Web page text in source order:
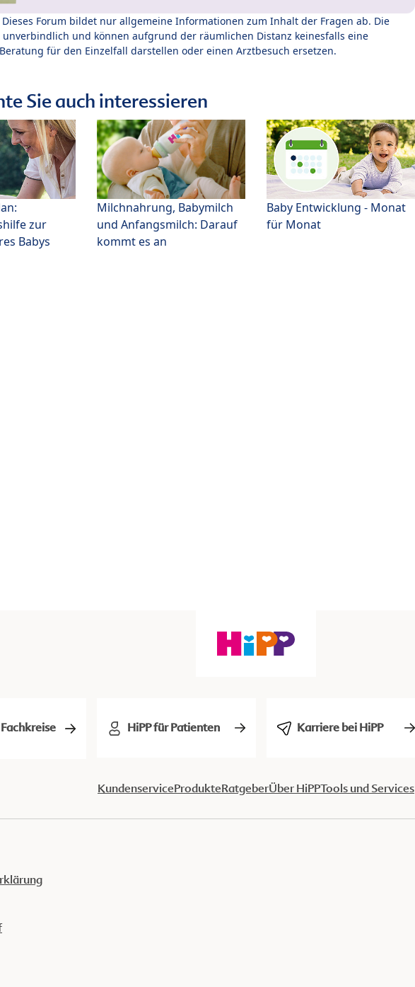
Forum bildet nur allgemeine Informationen zum Inhalt der Fragen ab. Die
und können aufgrund der räumlichen Distanz keinesfalls eine
für den Einzelfall darstellen oder einen Arztbesuch ersetzen.
Sie auch interessieren
zur
Babys
Milchnahrung, Babymilch
und Anfangsmilch: Darauf
kommt es an
Baby Entwicklung - Monat
für Monat
HiPP für Patienten Karriere bei HiPP
KundenserviceProdukteRatgeberÜber HiPPTools und Services